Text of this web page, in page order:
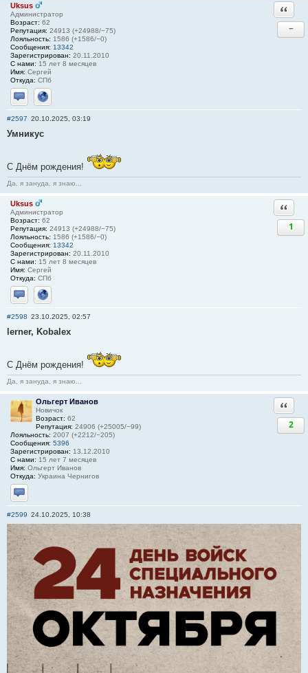
Uksus
Администратор
Возраст: 62
Репутация: 24913 (+24988/−75)
Лояльность: 1586 (+1586/−0)
Сообщения: 13342
Зарегистрирован: 20.11.2010
С нами: 15 лет 8 месяцев
Имя: Сергей
Откуда: СПб
Отправить личное сообщение
Сайт
−
#2597 20.10.2025, 03:19
Умникус
С Днём рождения!
Да, я зануда, я знаю...
Uksus
Администратор
Возраст: 62
Репутация: 24913 (+24988/−75)
Лояльность: 1586 (+1586/−0)
Сообщения: 13342
Зарегистрирован: 20.11.2010
С нами: 15 лет 8 месяцев
Имя: Сергей
Откуда: СПб
Отправить личное сообщение
Сайт
1
#2598 23.10.2025, 02:57
lerner, Kobalex
С Днём рождения!
Да, я зануда, я знаю...
Ольгерт Иванов
Новичок
Возраст: 62
Репутация: 24906 (+25005/−99)
Лояльность: 2007 (+2212/−205)
Сообщения: 5396
Зарегистрирован: 13.12.2010
С нами: 15 лет 7 месяцев
Имя: Ольгерт Иванов
Откуда: Украина Чернигов
Отправить личное сообщение
2
#2599 24.10.2025, 10:38